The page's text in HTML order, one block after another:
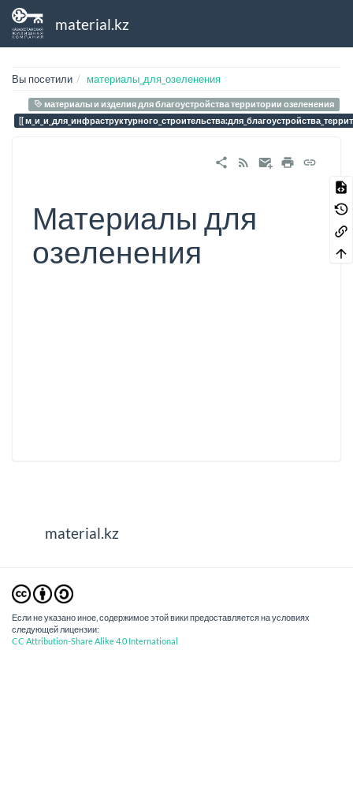
material.kz
Вы посетили материалы_для_озеленения
материалы и изделия для благоустройства территории озеленения
Материалы для
озеленения
material.kz
Если не указано иное, содержимое этой вики предоставляется на условиях
следующей лицензии:
CC Attribution-Share Alike 4.0 International